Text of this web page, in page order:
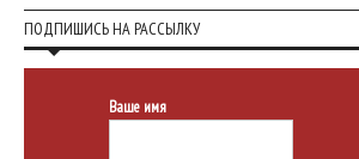
ПОДПИШИСЬ НА РАССЫЛКУ
Ваше имя